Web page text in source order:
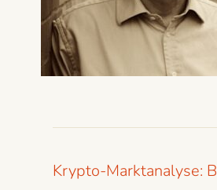
Krypto-Marktanalyse: